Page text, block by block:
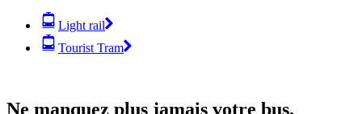
Light rail
Tourist Tram
Ne manquez plus jamais votre bus.